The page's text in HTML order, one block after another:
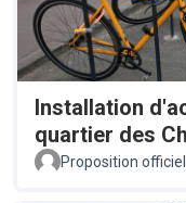
Installation
quartier des
Proposition